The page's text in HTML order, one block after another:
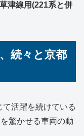
津線用(221系と併
続々と京都
活躍を続けている
驚かせる車両の動